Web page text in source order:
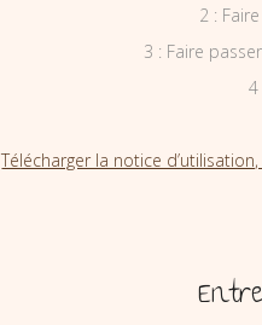
2 :
3 : Faire
Télécharger la notice